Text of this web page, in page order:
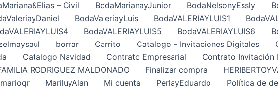
– Civil BodaMarianayJunior BodaNelsonyEssly
BodaValeriayLuis BodaVALERIAYLUIS1
BodaVALERIAYLUIS5 BodaVALERIAYLUIS6
borrar Carrito Catalogo – Invitaciones Digitales
Catalogo Navidad Contrato Empresarial Contrato Invitación
RODRIGUEZ MALDONADO Finalizar compra
MariluyAlan Mi cuenta PerlayEduardo
Política de